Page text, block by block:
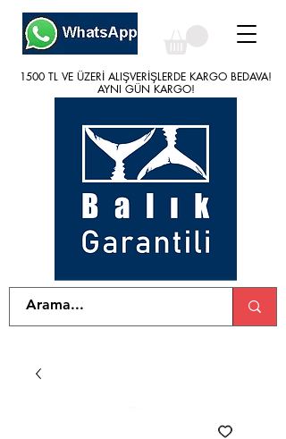
1500 TL VE ÜZERİ ALIŞVERİŞLERDE KARGO BEDAVA!
AYNI GÜN KARGO!
1500 TL VE ÜZERİ ALIŞVERİŞLERDE KARGO BEDAVA!
AYNI GÜN KARGO!